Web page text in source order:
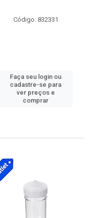
Código: 832331
Faça seu login ou
cadastre-se para
ver preços e
comprar